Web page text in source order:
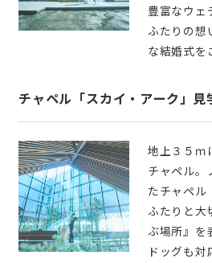
豊富なウェ
ふたりの想
な結婚式を
チャペル「スカイ・アーク」見
地上３５ｍ
チャペル。
たチャペル
ふたりと大
ぶ場所』を
ドッグも対